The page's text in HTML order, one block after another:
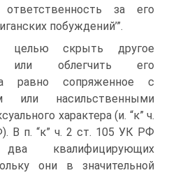
за его
побуждений’”.
целью скрыть другое
или облегчить его
равно сопряженное с
или насильственными
характера (и. “к” ч.
В п. “к” ч. 2 ст. 105 УК РФ
квалифицирующих
они в значительной